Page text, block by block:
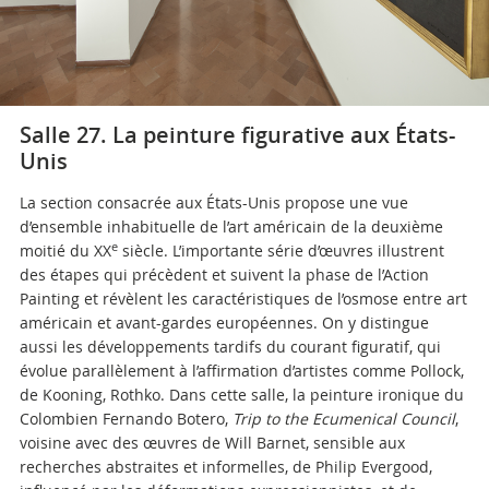
Salle 27. La peinture figurative aux États-
Unis
La section consacrée aux États-Unis propose une vue
d’ensemble inhabituelle de l’art américain de la deuxième
moitié du XXesiècle. L’importante série d’œuvres illustrent
des étapes qui précèdent et suivent la phase de l’Action
Painting et révèlent les caractéristiques de l’osmose entre art
américain et avant-gardes européennes. On y distingue
aussi les développements tardifs du courant figuratif, qui
évolue parallèlement à l’affirmation d’artistes comme Pollock,
de Kooning, Rothko. Dans cette salle, la peinture ironique du
Colombien Fernando Botero,Trip to the Ecumenical Council,
voisine avec des œuvres de Will Barnet, sensible aux
recherches abstraites et informelles, de Philip Evergood,